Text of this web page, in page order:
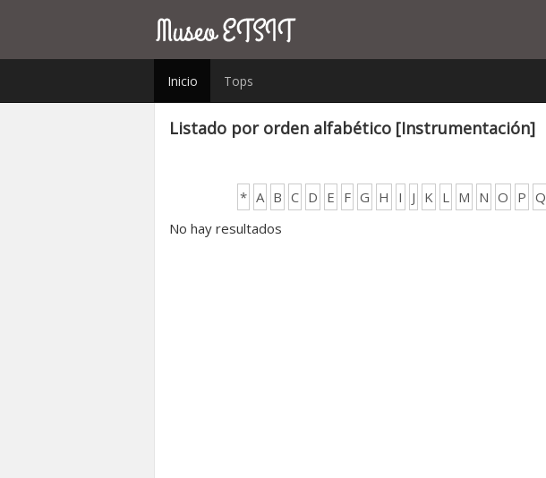
Inicio Tops
Listado por orden alfabético [Instrumentación]
* A B C D E F G H I J K L M N O P Q
No hay resultados